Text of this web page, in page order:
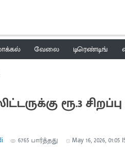
வேலை டிரெண்டிங்
ரூ.3
6765 பார்த்தது May 16, 2026, 01:05